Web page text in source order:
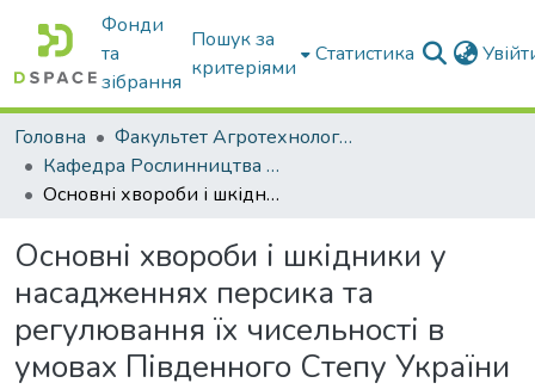
Фонди
та
зібрання
Пошук за
критеріями
Статистика
Головна
Факультет Агротехнологій та екології
Кафедра Рослинництва та садівництва ім. професора В.В. Калитки
Основні хвороби і шкідники у насадженнях персика та регулювання їх чисельності в умовах Південного Степу України
Основні хвороби і шкідники у
насадженнях персика та
регулювання їх чисельності в
умовах Південного Степу України